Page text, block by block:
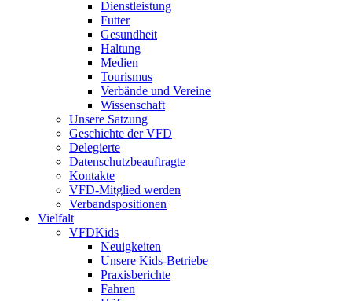
Dienstleistung
Futter
Gesundheit
Haltung
Medien
Tourismus
Verbände und Vereine
Wissenschaft
Unsere Satzung
Geschichte der VFD
Delegierte
Datenschutzbeauftragte
Kontakte
VFD-Mitglied werden
Verbandspositionen
Vielfalt
VFDKids
Neuigkeiten
Unsere Kids-Betriebe
Praxisberichte
Fahren